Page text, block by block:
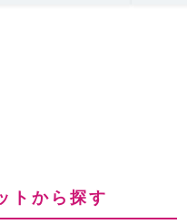
トから探す